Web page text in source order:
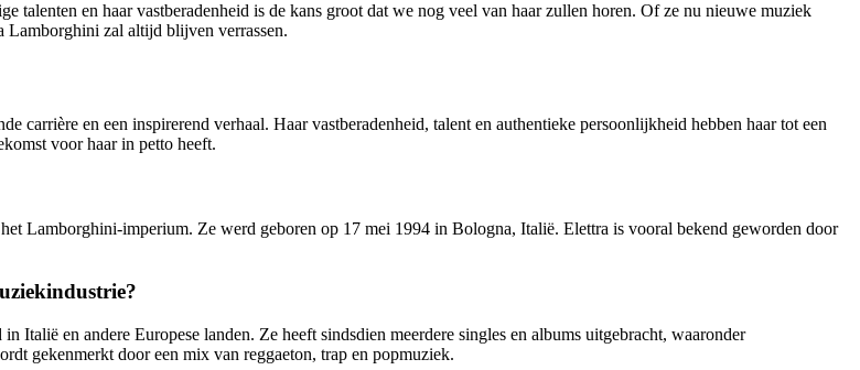
en haar vastberadenheid is de kans groot dat we nog veel van haar zullen horen. Of ze nu nieuwe muziek
Lamborghini zal altijd blijven verrassen.
en een inspirerend verhaal. Haar vastberadenheid, talent en authentieke persoonlijkheid hebben haar tot een
voor haar in petto heeft.
Lamborghini-imperium. Ze werd geboren op 17 mei 1994 in Bologna, Italië. Elettra is vooral bekend geworden door
en andere Europese landen. Ze heeft sindsdien meerdere singles en albums uitgebracht, waaronder
gekenmerkt door een mix van reggaeton, trap en popmuziek.